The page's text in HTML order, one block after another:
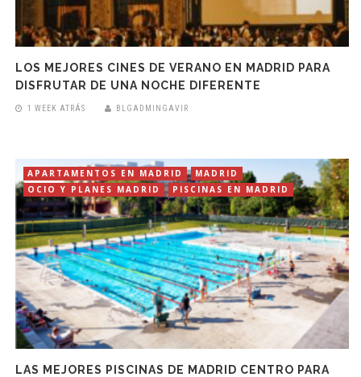
LOS MEJORES CINES DE VERANO EN MADRID PARA
DISFRUTAR DE UNA NOCHE DIFERENTE
1 WEEK ATRÁS BLGADMINGAVIR
APARTAMENTOS EN MADRID
MADRID
OCIO Y PLANES MADRID
PISCINAS EN MADRID
LAS MEJORES PISCINAS DE MADRID CENTRO PARA